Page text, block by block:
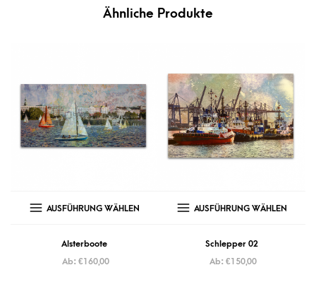
Ähnliche Produkte
AUSFÜHRUNG WÄHLEN
Alsterboote
Ab: €160,00
AUSFÜHRUNG WÄHLEN
Schlepper 02
Ab: €150,00